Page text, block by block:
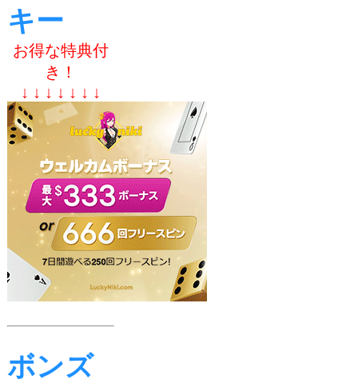
キー
お得な特典付
き！
↓ ↓ ↓ ↓ ↓ ↓ ↓
ボンズ